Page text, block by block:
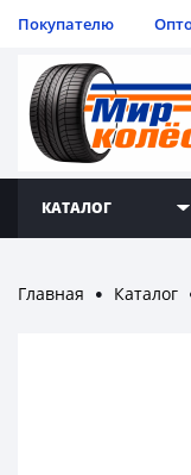
Покупателю
КАТАЛОГ
Главная ● Каталог